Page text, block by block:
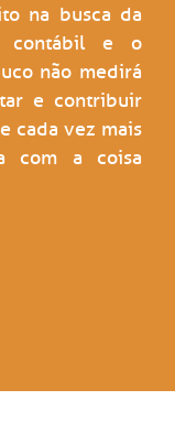
na busca da
contábil e o
não medirá
e contribuir
cada vez mais
com a coisa